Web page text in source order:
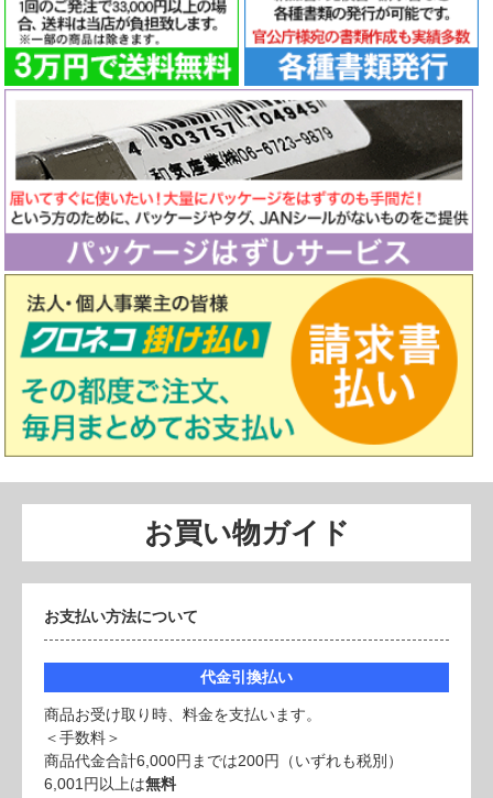
お買い物ガイド
お支払い方法について
代金引換払い
商品お受け取り時、料金を支払います。
＜手数料＞
商品代金合計6,000円までは200円（いずれも税別）
6,001円以上は無料